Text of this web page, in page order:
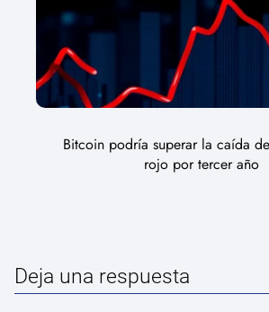
Bitcoin podría superar la caída
rojo por tercer año
Deja una respuesta